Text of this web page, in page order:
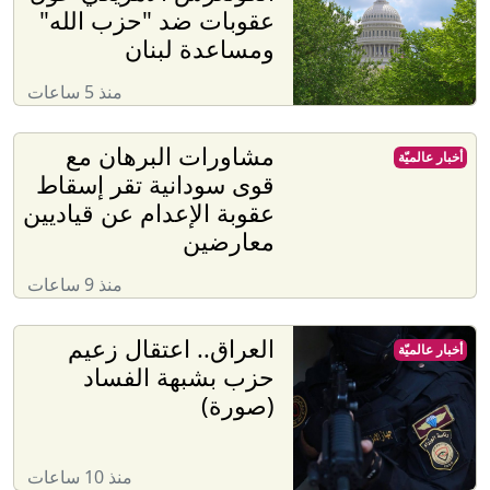
عقوبات ضد "حزب الله"
ومساعدة لبنان
منذ 5 ساعات
مشاورات البرهان مع
قوى سودانية تقر إسقاط
عقوبة الإعدام عن قياديين
معارضين
منذ 9 ساعات
أخبار عالميّة
العراق.. اعتقال زعيم
حزب بشبهة الفساد
(صورة)
منذ 10 ساعات
أخبار عالميّة